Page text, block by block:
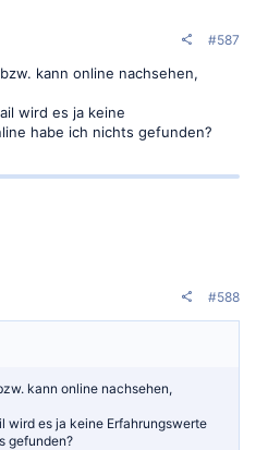
#587
kann online nachsehen,
wird es ja keine
habe ich nichts gefunden?
#588
kann online nachsehen,
wird es ja keine Erfahrungswerte
gefunden?